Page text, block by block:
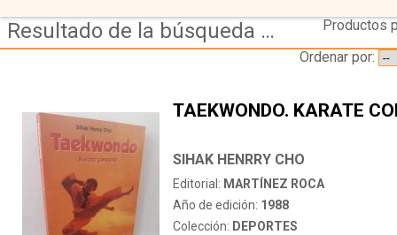
Resultado de la búsqueda de coleccion deportes
Productos
Ordenar por:
TAEKWONDO. KARATE
SIHAK HENRRY CHO
Editorial: MARTÍNEZ ROCA
Año de edición: 1988
Colección: DEPORTES